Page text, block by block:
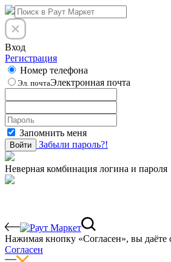
Вход
Регистрация
Номер телефона
Эл. почтаЭлектронная почта
Запомнить меня
Войти Забыли пароль?!
Неверная комбинация логина и пароля
Нажимая кнопку «Согласен», вы даёте
Согласен